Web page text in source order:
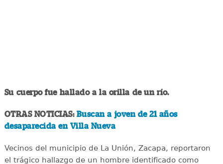
Su cuerpo fue hallado a la orilla de un río.
OTRAS NOTICIAS: Buscan a joven de 21 años
desaparecida en Villa Nueva
Vecinos del municipio de La Unión, Zacapa, reportaron
el trágico hallazgo de un hombre identificado como